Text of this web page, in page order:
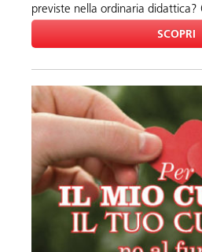
previste nella ordinaria didattica?
SCOPRI